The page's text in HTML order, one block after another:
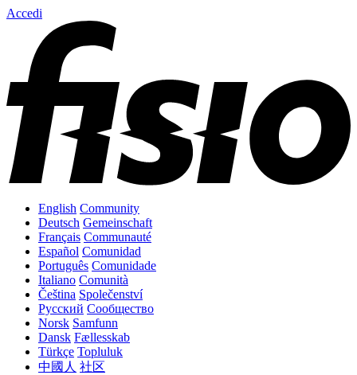
Accedi
English Community
Deutsch Gemeinschaft
Français Communauté
Español Comunidad
Português Comunidade
Italiano Comunità
Čeština Společenství
Русский Сообщество
Norsk Samfunn
Dansk Fællesskab
Türkçe Topluluk
中國人 社区